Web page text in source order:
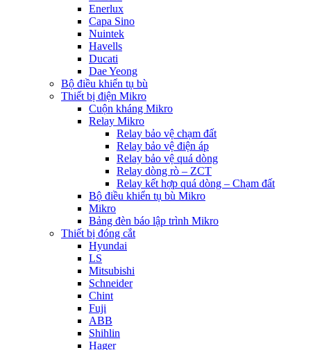
Enerlux
Capa Sino
Nuintek
Havells
Ducati
Dae Yeong
Bộ điều khiển tụ bù
Thiết bị điện Mikro
Cuộn kháng Mikro
Relay Mikro
Relay bảo vệ chạm đất
Relay bảo vệ điện áp
Relay bảo vệ quá dòng
Relay dòng rò – ZCT
Relay kết hợp quá dòng – Chạm đất
Bộ điều khiển tụ bù Mikro
Mikro
Bảng đèn báo lập trình Mikro
Thiết bị đóng cắt
Hyundai
LS
Mitsubishi
Schneider
Chint
Fuji
ABB
Shihlin
Hager